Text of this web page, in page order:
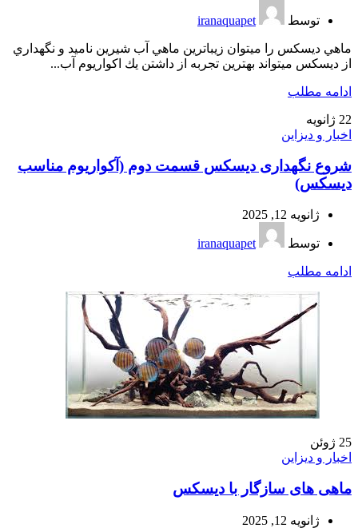
توسط iranaquapet
ماهي ديسكس را ميتوان زيباترين ماهي آب شيرين ناميد و نگهداري
از ديسكس ميتواند بهترين تجربه از داشتن يك اكواريوم آب...
ادامه مطلب
22 ژانویه
اخبار و دیزاین
شروع نگهداری دیسکس قسمت دوم (آکواریوم مناسب
دیسکس)
ژانویه 12, 2025
توسط iranaquapet
ادامه مطلب
25 ژوئن
اخبار و دیزاین
ماهى هاى سازگار با ديسكس
ژانویه 12, 2025